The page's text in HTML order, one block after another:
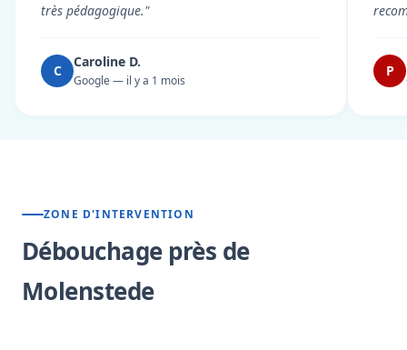
très pédagogique."
C
Caroline D.
Google — il y a 1 mois
P
ZONE D'INTERVENTION
Débouchage près de
Molenstede